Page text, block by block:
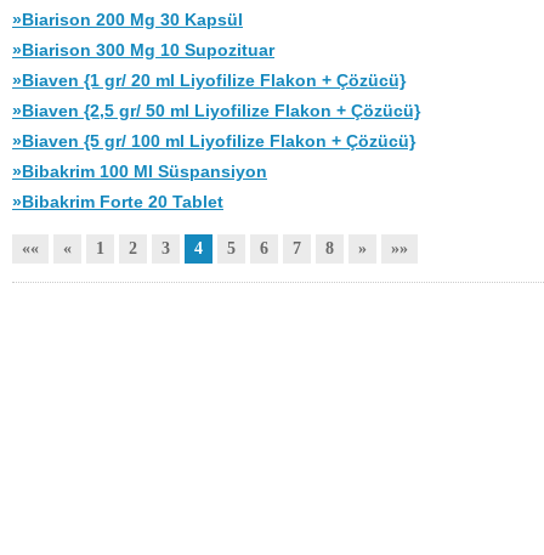
»Biarison 200 Mg 30 Kapsül
»Biarison 300 Mg 10 Supozituar
»Biaven {1 gr/ 20 ml Liyofilize Flakon + Çözücü}
»Biaven {2,5 gr/ 50 ml Liyofilize Flakon + Çözücü}
»Biaven {5 gr/ 100 ml Liyofilize Flakon + Çözücü}
»Bibakrim 100 Ml Süspansiyon
»Bibakrim Forte 20 Tablet
«« « 1 2 3 4 5 6 7 8 » »»